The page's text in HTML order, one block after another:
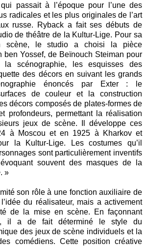
passait à l’époque pour l’une des
radicales et les plus originales de l’art
russe. Ryback a fait ses débuts de
de théâtre de la Kultur-Lige. Pour sa
scène, le studio a choisi la pièce
ben Yossef, de Beïnouch Steiman pour
la scénographie, les esquisses des
des décors en suivant les grands
énoncés par Exter : le
de couleur et la construction
décors composés de plates-formes de
profondeurs, permettant la réalisation
jeux de scène. Il développe ces
à Moscou et en 1925 à Kharkov et
la Kultur-Lige. Les costumes qu’il
sont particulièrement inventifs
souvent des masques de la
. »
son rôle à une fonction auxiliaire de
du réalisateur, mais a activement
de la mise en scène. En façonnant
il a de fait déterminé le style du
des jeux de scène individuels et la
comédiens. Cette position créative